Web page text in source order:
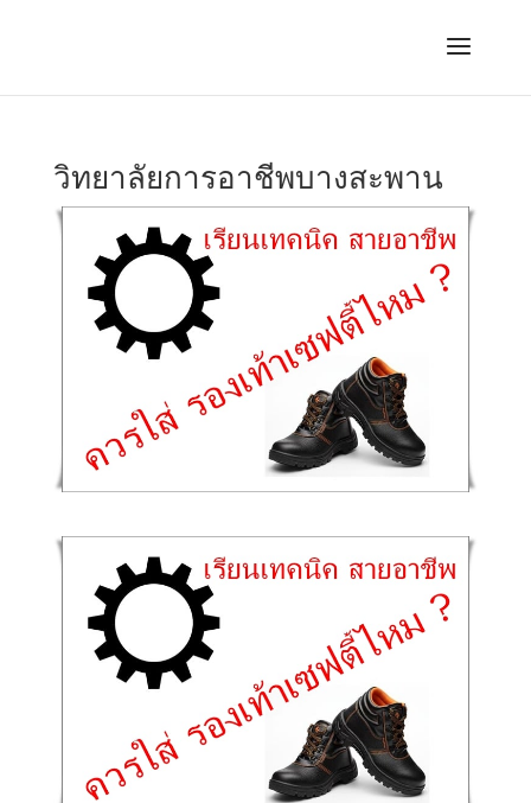
วิทยาลัยการอาชีพบางสะพาน